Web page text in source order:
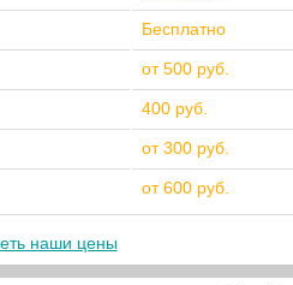
Бесплатно
от 500 руб.
400 руб.
от 300 руб.
от 600 руб.
наши цены